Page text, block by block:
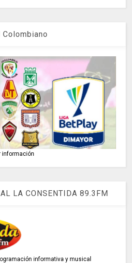
Colombiano
información
LA CONSENTIDA 89.3FM
informativa y musical